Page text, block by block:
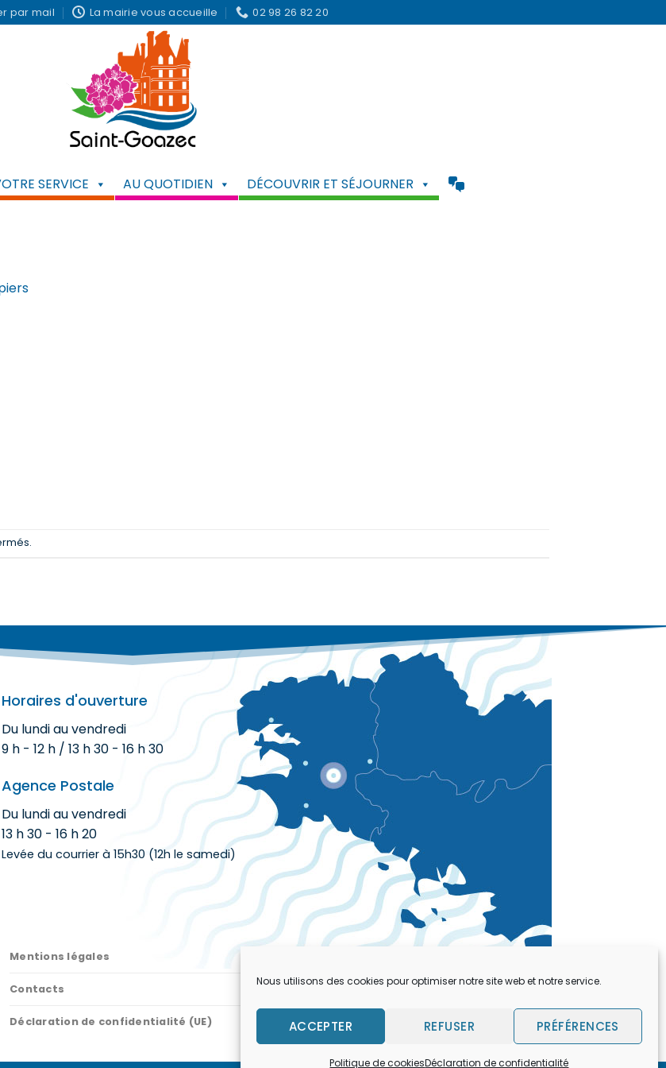
Nous utilisons des cookies pour optimiser notre site web et notre service.
ACCEPTER REFUSER PRÉFÉRENCES
Politique de cookiesDéclaration de confidentialité
par mail La mairie vous accueille 02 98 26 82 20
SERVICE AU QUOTIDIEN DÉCOUVRIR ET SÉJOURNER
Horaires d'ouverture
Du lundi au vendredi
9 h - 12 h / 13 h 30 - 16 h 30
Agence Postale
Du lundi au vendredi
13 h 30 - 16 h 20
Levée du courrier à 15h30 (12h le samedi)
Mentions légales
Contacts
Déclaration de confidentialité (UE)